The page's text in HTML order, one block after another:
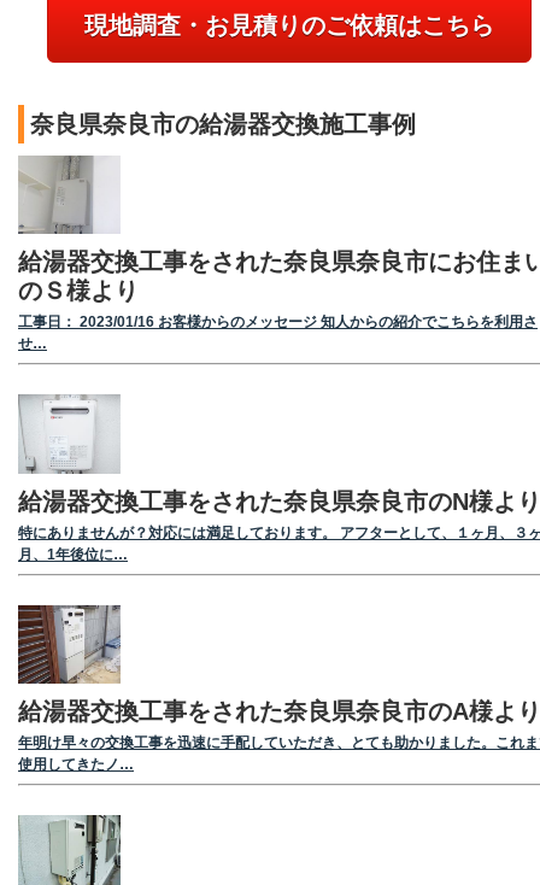
現地調査・お見積りのご依頼はこちら
奈良県奈良市の給湯器交換施工事例
給湯器交換工事をされた奈良県奈良市にお住ま
のＳ様より
工事日： 2023/01/16 お客様からのメッセージ 知人からの紹介でこちらを利用さ
せ…
給湯器交換工事をされた奈良県奈良市のN様より
特にありませんが？対応には満足しております。 アフターとして、１ヶ月、３
月、1年後位に…
給湯器交換工事をされた奈良県奈良市のA様より
年明け早々の交換工事を迅速に手配していただき、とても助かりました。これ
使用してきたノ…